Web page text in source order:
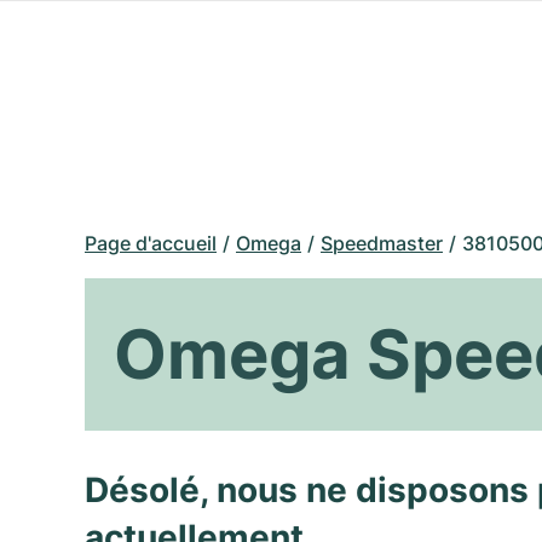
Page d'accueil Omega Speedmaster
Omega
Désolé, nous ne